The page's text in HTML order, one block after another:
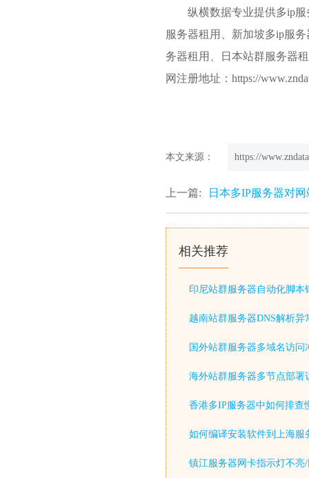
纵横数据专业提供多ip
服务器租用、 新加坡多ip服务
务器租用、日本站群服务器
网注册地址：https://
本文来源： https://
上一篇: 日本多IP服务器对
相关推荐
印尼站群服务器自动化脚本
越南站群服务器DNS解析异
国外站群服务器多域名访问
海外站群服务器多节点部署
香港多IP服务器中如何排查
如何编译安装软件到上海服
镇江服务器网卡指示灯不亮